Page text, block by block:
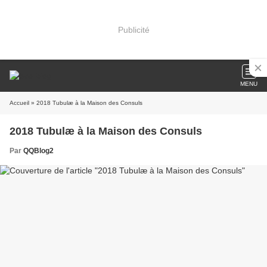
Publicité
MENU
Accueil » 2018 Tubulæ à la Maison des Consuls
2018 Tubulæ à la Maison des Consuls
Par QQBlog2